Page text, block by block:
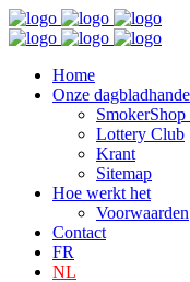
Home
Onze
SmokerShop
Lottery Club
Krant
Sitemap
Hoe werkt het
Voorwaarden
Contact
FR
NL